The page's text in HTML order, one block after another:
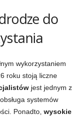
do
wykorzystaniem
roku stoją liczne
jest jednym z
systemów
Ponadto, wysokie